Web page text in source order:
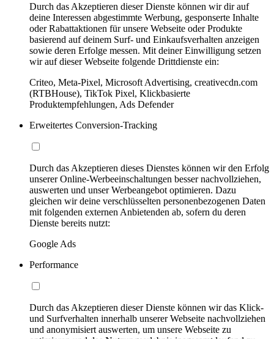
Durch das Akzeptieren dieser Dienste können wir dir auf
deine Interessen abgestimmte Werbung, gesponserte Inhalte
oder Rabattaktionen für unsere Webseite oder Produkte
basierend auf deinem Surf- und Einkaufsverhalten anzeigen
sowie deren Erfolge messen. Mit deiner Einwilligung setzen
wir auf dieser Webseite folgende Drittdienste ein:
Criteo, Meta-Pixel, Microsoft Advertising, creativecdn.com
(RTBHouse), TikTok Pixel, Klickbasierte
Produktempfehlungen, Ads Defender
Erweitertes Conversion-Tracking
Durch das Akzeptieren dieses Dienstes können wir den Erfolg
unserer Online-Werbeeinschaltungen besser nachvollziehen,
auswerten und unser Werbeangebot optimieren. Dazu
gleichen wir deine verschlüsselten personenbezogenen Daten
mit folgenden externen Anbietenden ab, sofern du deren
Dienste bereits nutzt:
Google Ads
Performance
Durch das Akzeptieren dieser Dienste können wir das Klick-
und Surfverhalten innerhalb unserer Webseite nachvollziehen
und anonymisiert auswerten, um unsere Webseite zu